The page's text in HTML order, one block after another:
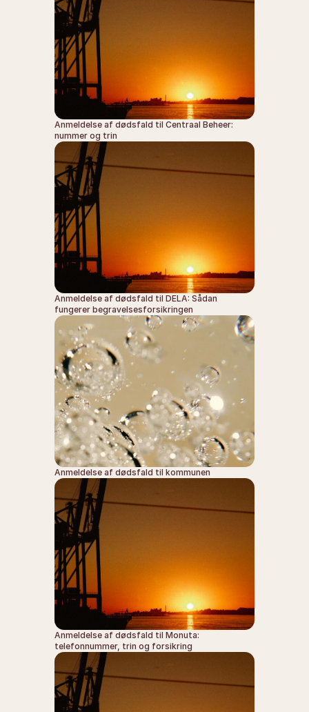
Anmeldelse af dødsfald til Centraal Beheer:
nummer og trin
Anmeldelse af dødsfald til DELA: Sådan
fungerer begravelsesforsikringen
Anmeldelse af dødsfald til kommunen
Anmeldelse af dødsfald til Monuta:
telefonnummer, trin og forsikring